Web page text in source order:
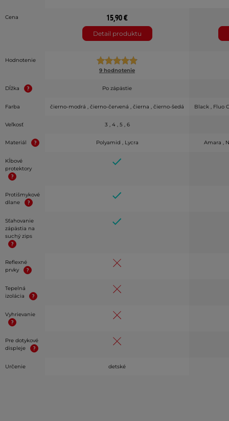
Cena 15,90 €
Detail produktu
Hodnotenie
9 hodnotenie
Dĺžka Po zápästie
Farba čierno-modrá , čierno-červená , čierna , čierno-šedá Black , Fluo
Veľkosť 3 , 4 , 5 , 6
Materiál Polyamid , Lycra Amara ,
Kĺbové
protektory
Protišmykové
dlane
Sťahovanie
zápästia na
suchý zips
Reflexné
prvky
Tepelná
izolácia
Vyhrievanie
Pre dotykové
displeje
Určenie detské